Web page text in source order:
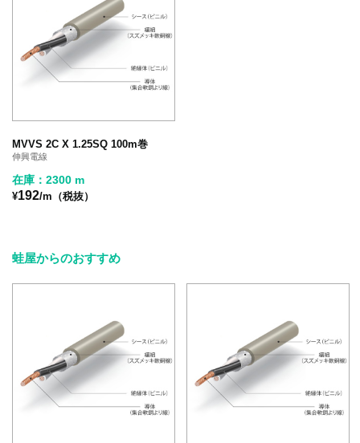
MVVS 2C X 1.25SQ 100m巻
伸興電線
在庫：2300 m
¥192/m（税抜）
蛙屋からのおすすめ